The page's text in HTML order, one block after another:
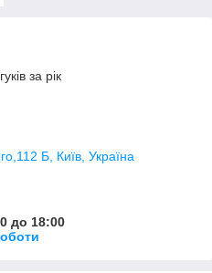
за рік
Б, Київ, Україна
до 18:00